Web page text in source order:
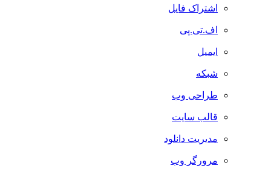
اشتراک فایل
اف.تی.پی
ایمیل
شبکه
طراحی وب
قالب سایت
مدیریت دانلود
مرورگر وب